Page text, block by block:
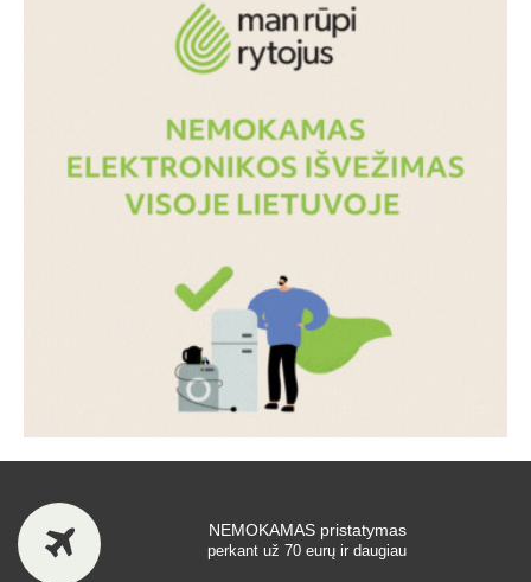
NEMOKAMAS pristatymas
perkant už 70 eurų ir daugiau